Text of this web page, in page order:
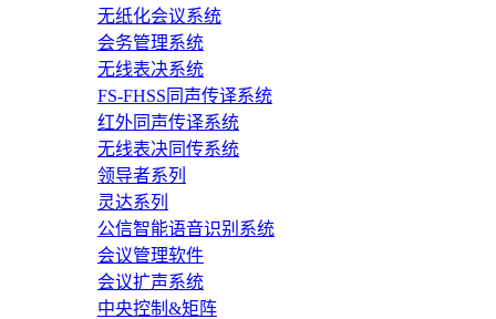
无纸化会议系统
会务管理系统
无线表决系统
FS-FHSS同声传译系统
红外同声传译系统
无线表决同传系统
领导者系列
灵达系列
公信智能语音识别系统
会议管理软件
会议扩声系统
中央控制&矩阵